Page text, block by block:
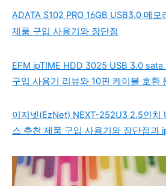
ADATA S102 PRO 16GB USB3.0 메모
제품 구입 사용기와 장단점
EFM ipTIME HDD 3025 USB 3.0
구입 사용기 리뷰와 10핀 케이블 호환
이지넷(EzNet) NEXT-252U3 2.5인치
스 추천 제품 구입 사용기와 장단점과